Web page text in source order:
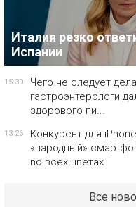
Италия резко
Испании
15:30
Чего не следует
гастроэнтерологи
здорового пи...
13:26
Конкурент для
«народный»
во всех цветах
Все